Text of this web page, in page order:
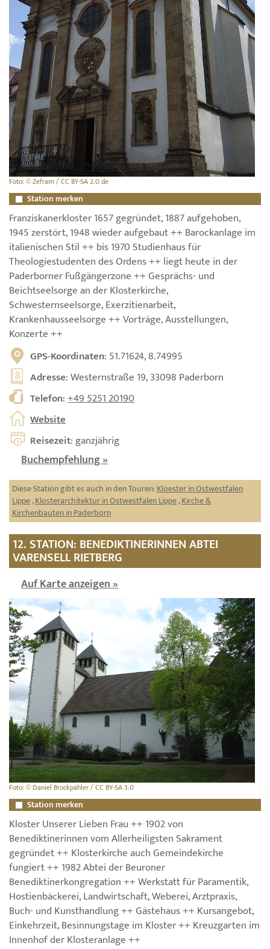
Foto: © Zefram / CC BY-SA 2.0 de
Station merken
Franziskanerkloster 1657 gegründet, 1887 aufgehoben,
1945 zerstört, 1948 wieder aufgebaut ++ Barockanlage im
italienischen Stil ++ bis 1970 Studienhaus für
Theologiestudenten des Ordens ++ liegt heute in der
Paderborner Fußgängerzone ++ Gesprächs- und
Beichtseelsorge an der Klosterkirche,
Schwesternseelsorge, Exerzitienarbeit,
Krankenhausseelsorge ++ Vorträge, Ausstellungen,
Konzerte ++
GPS-Koordinaten: 51.71624, 8.74995
Adresse: Westernstraße 19, 33098 Paderborn
Telefon:+49 5251 20190
Website
Reisezeit: ganzjährig
Buchempfehlung »
Diese Station gibt es auch in den Touren:Kloester in Ostwestfalen
Lippe,Klosterarchitektur in Ostwestfalen Lippe,Kirche &
Kirchenbauten in Paderborn
12. STATION: BENEDIKTINERINNEN ABTEI
VARENSELL RIETBERG
Auf Karte anzeigen »
Foto: © Daniel Brockpähler / CC BY-SA 3.0
Station merken
Kloster Unserer Lieben Frau ++ 1902 von
Benediktinerinnen vom Allerheiligsten Sakrament
gegründet ++ Klosterkirche auch Gemeindekirche
fungiert ++ 1982 Abtei der Beuroner
Benediktinerkongregation ++ Werkstatt für Paramentik,
Hostienbäckerei, Landwirtschaft, Weberei, Arztpraxis,
Buch- und Kunsthandlung ++ Gästehaus ++ Kursangebot,
Einkehrzeit, Besinnungstage im Kloster ++ Kreuzgarten im
Innenhof der Klosteranlage ++